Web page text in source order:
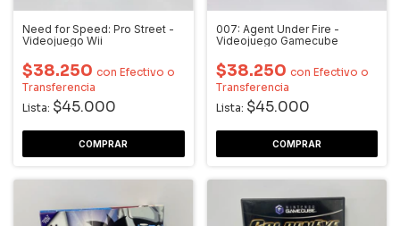
Need for Speed: Pro Street -
Videojuego Wii
$38.250 con Efectivo o
Transferencia
Lista: $45.000
007: Agent Under Fire -
Videojuego Gamecube
$38.250 con Efectivo o
Transferencia
Lista: $45.000